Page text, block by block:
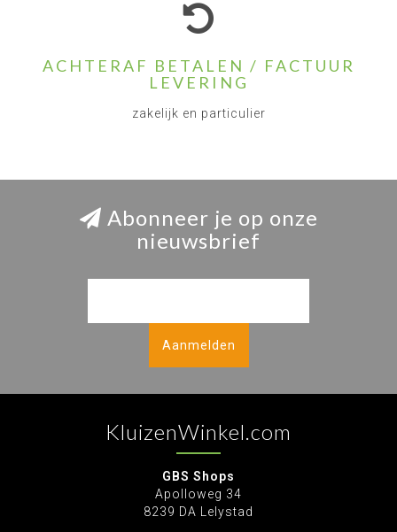
ACHTERAF BETALEN / FACTUUR
LEVERING
zakelijk en particulier
Abonneer je op onze
nieuwsbrief
Aanmelden
KluizenWinkel.com
GBS Shops
Apolloweg 34
8239 DA Lelystad